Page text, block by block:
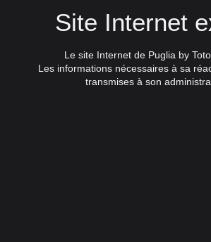
Site Internet
Le site Internet de Puglia by
Les informations nécessaires à sa
transmises à son